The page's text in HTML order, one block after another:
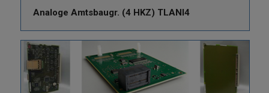
Analoge Amtsbaugr. (4 HKZ) TLANI4